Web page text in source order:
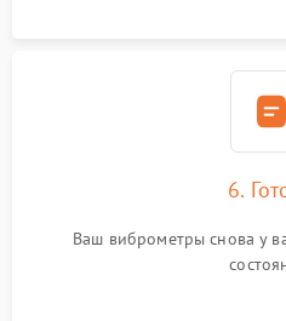
6.
Ваш виброметры снова у